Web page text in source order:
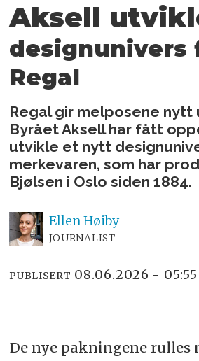
Aksell
designunivers
Regal
Regal gir melposene nytt
Byrået Aksell har fått
utvikle et nytt
merkevaren, som har
Bjølsen i Oslo siden 1884.
EllenHøiby
JOURNALIST
PUBLISERT 08.06.2026 - 05:55
De nye pakningene rulles